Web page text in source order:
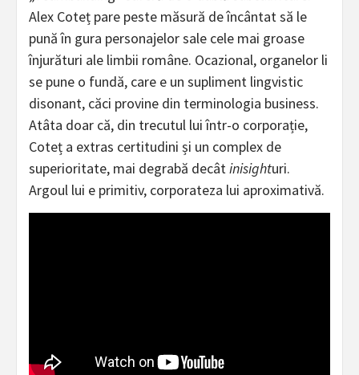
Alex Coteț pare peste măsură de încântat să le
pună în gura personajelor sale cele mai groase
înjurături ale limbii române. Ocazional, organelor li
se pune o fundă, care e un supliment lingvistic
disonant, căci provine din terminologia business.
Atâta doar că, din trecutul lui într-o corporație,
Coteț a extras certitudini și un complex de
superioritate, mai degrabă decât inisighturi.
Argoul lui e primitiv, corporateza lui aproximativă.